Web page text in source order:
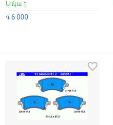
Առկա է
֏ 6 000
favorite_border